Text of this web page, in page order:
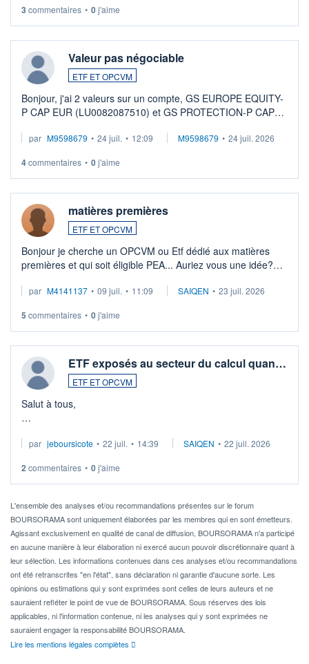
3 commentaires • 0j'aime
Valeur pas négociable
ETF ET OPCVM
Bonjour, j'ai 2 valeurs sur un compte, GS EUROPE EQUITY-
P CAP EUR (LU0082087510) et GS PROTECTION-P CAP
veux procéder à la vente, on me signale ...
par M9598679 • 24 juil. • 12:09 M9598679 • 24 juil. 2026
4commentaires • 0j'aime
matières premières
ETF ET OPCVM
Bonjour je cherche un OPCVM ou Etf dédié aux matières
premières et qui soit éligible PEA... Auriez vous une idée?
par M4141137 • 09 juil. • 11:09 SAIQEN • 23 juil. 2026
5 commentaires • 0j'aime
ETF exposés au secteur du calcul quan…
ETF ET OPCVM
Salut à tous,
via un ETF plutôt que des actions individuelles.
Idéalement, je voudrais qu'il soit éligible au PEA.
Pour l' ...
par jeboursicote • 22 juil. • 14:39 SAIQEN • 22 juil. 2026
2 commentaires • 0j'aime
L'ensemble des analyses et/ou recommandations présentes sur le forum
BOURSORAMA sont uniquement élaborées par les membres qui en sont émetteurs.
Agissant exclusivement en qualité de canal de diffusion, BOURSORAMA n'a participé
en aucune manière à leur élaboration ni exercé aucun pouvoir discrétionnaire quant à
leur sélection. Les informations contenues dans ces analyses et/ou recommandations
ont été retranscrites "en l'état", sans déclaration ni garantie d'aucune sorte. Les
opinions ou estimations qui y sont exprimées sont celles de leurs auteurs et ne
sauraient refléter le point de vue de BOURSORAMA. Sous réserves des lois
applicables, ni l'information contenue, ni les analyses qui y sont exprimées ne
sauraient engager la responsabilité BOURSORAMA.
Lire les mentions légales complètes